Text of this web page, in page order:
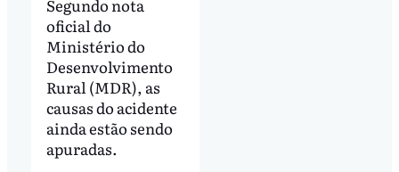
Segundo nota
oficial do
Ministério do
Desenvolvimento
Rural (MDR), as
causas do acidente
ainda estão sendo
apuradas.